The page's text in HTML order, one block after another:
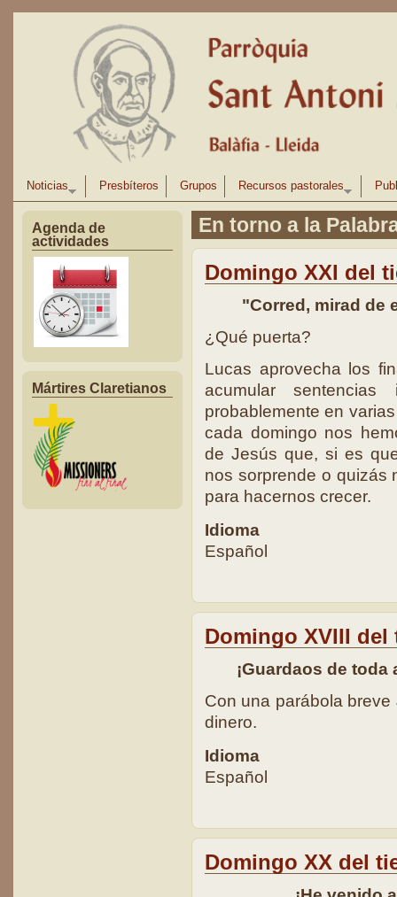
Pasar al contenido principal
Noticias Presbíteros Grupos Recursos pastorales
Agenda de
actividades
Mártires Claretianos
En torno a la
Domingo XXI del
"Corred, mirad de
¿Qué puerta?
Lucas aprovecha los
acumular
probablemente en
cada domingo nos
de Jesús que, si es
nos sorprende o quizás
para hacernos crecer.
Idioma
Español
Domingo XVIII
¡Guardaos de
Con una parábola
dinero.
Idioma
Español
Domingo XX del